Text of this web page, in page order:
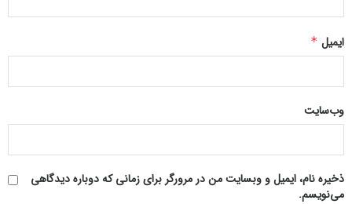
بادوام‌تر و قابل اعتمادتر به‌نظر می‌رسیدند.
ایمیل *
وب‌سایت
ذخیره نام، ایمیل و وبسایت من در مرورگر برای زمانی که دوباره دیدگاهی
می‌نویسم.